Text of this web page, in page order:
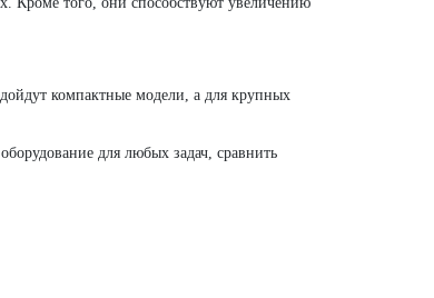
компактные модели, а для крупных
для любых задач, сравнить